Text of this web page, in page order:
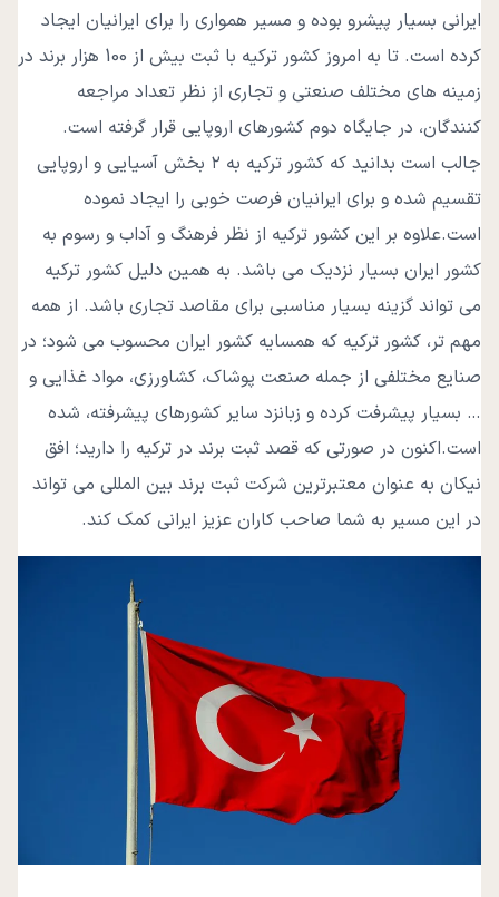
ایرانی بسیار پیشرو بوده و مسیر همواری را برای ایرانیان ایجاد
کرده است. تا به امروز کشور ترکیه با ثبت بیش از 100 هزار برند در
زمینه ‌های مختلف صنعتی و تجاری از نظر تعداد مراجعه
کنندگان، در جایگاه دوم کشورهای اروپایی قرار گرفته است.
جالب است بدانید که کشور ترکیه به ۲ بخش آسیایی و اروپایی
تقسیم شده و برای ایرانیان فرصت خوبی را ایجاد نموده
است.علاوه بر این کشور ترکیه از نظر فرهنگ و آداب و رسوم به
کشور ایران بسیار نزدیک می باشد. به همین دلیل کشور ترکیه
می ‌تواند گزینه بسیار مناسبی برای مقاصد تجاری باشد. از همه
مهم تر، کشور ترکیه که همسایه کشور ایران محسوب می ‌شود؛ در
صنایع مختلفی از جمله صنعت پوشاک، کشاورزی، مواد غذایی و
… بسیار پیشرفت کرده و زبانزد سایر کشورهای پیشرفته، شده
است.اکنون در صورتی که قصد ثبت برند در ترکیه را دارید؛ افق
نیکان به عنوان معتبرترین شرکت ثبت برند بین المللی می ‌تواند
در این مسیر به شما صاحب کاران عزیز ایرانی کمک کند.